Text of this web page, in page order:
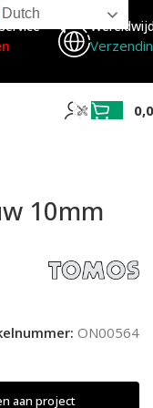
10mm
ON00564
aan project
Dutch